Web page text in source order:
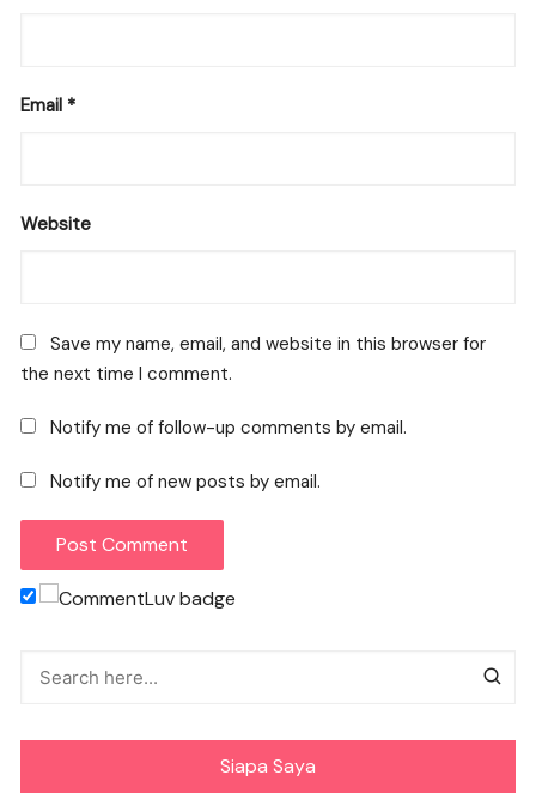
Email *
Website
Save my name, email, and website in this browser for
the next time I comment.
Notify me of follow-up comments by email.
Notify me of new posts by email.
Siapa Saya